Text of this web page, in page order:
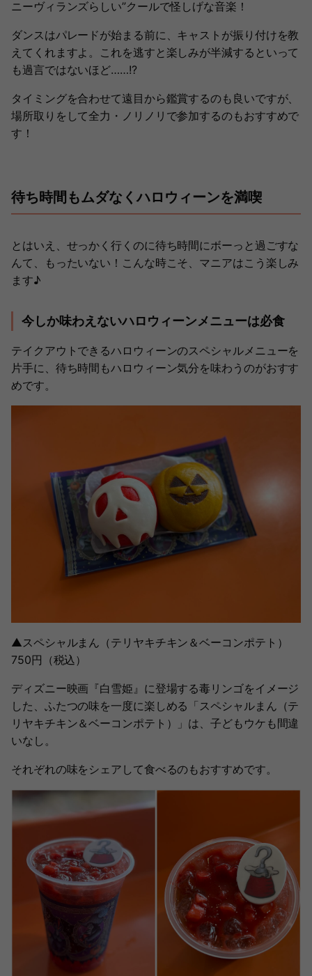
ニーヴィランズらしい”クールで怪しげな音楽！
ダンスはパレードが始まる前に、キャストが振り付けを教
えてくれますよ。これを逃すと楽しみが半減するといって
も過言ではないほど……!?
タイミングを合わせて遠目から鑑賞するのも良いですが、
場所取りをして全力・ノリノリで参加するのもおすすめで
す！
待ち時間もムダなくハロウィーンを満喫
とはいえ、せっかく行くのに待ち時間にボーっと過ごすな
んて、もったいない！こんな時こそ、マニアはこう楽しみ
ます♪
今しか味わえないハロウィーンメニューは必食
テイクアウトできるハロウィーンのスペシャルメニューを
片手に、待ち時間もハロウィーン気分を味わうのがおすす
めです。
▲スペシャルまん（テリヤキチキン＆ベーコンポテト）
750円（税込）
ディズニー映画『白雪姫』に登場する毒リンゴをイメージ
した、ふたつの味を一度に楽しめる「スペシャルまん（テ
リヤキチキン＆ベーコンポテト）」は、子どもウケも間違
いなし。
それぞれの味をシェアして食べるのもおすすめです。